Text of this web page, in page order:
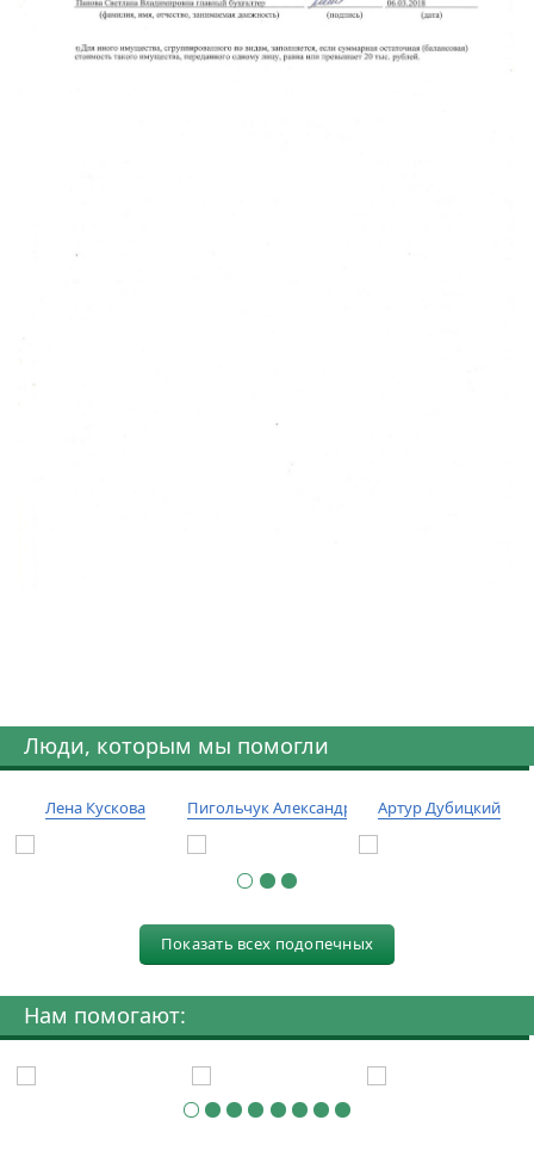
Люди, которым мы помогли
Лена Кускова Пигольчук Александр Артур Дубицкий
Показать всех подопечных
Нам помогают: